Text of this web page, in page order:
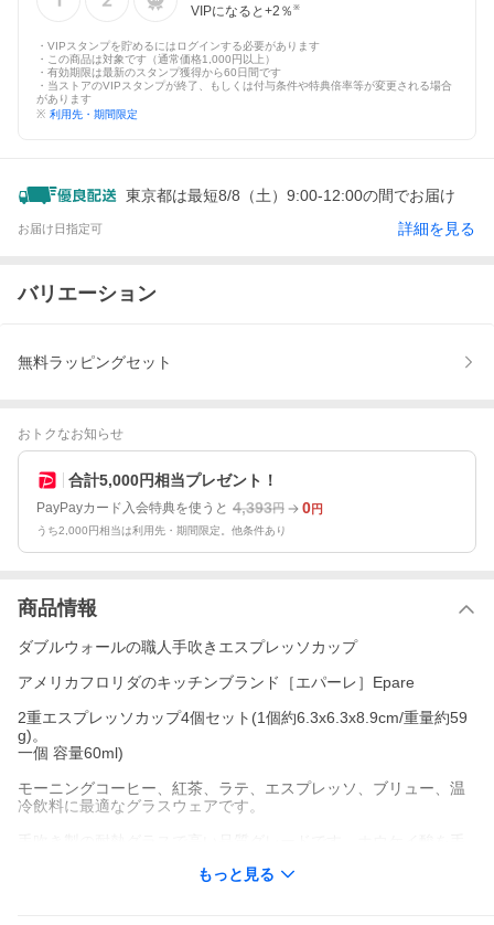
VIPになると+2 ％ ※
・VIPスタンプを貯めるにはログインする必要があります
・この商品は対象です（通常価格1,000円以上）
・有効期限は最新のスタンプ獲得から60日間です
・当ストアのVIPスタンプが終了、もしくは付与条件や特典倍率等が変更される場合
があります
※ 利用先・期間限定
東京都は最短8/8（土）9:00-12:00の間でお届け
お届け日指定可 詳細を見る
バリエーション
無料ラッピングセット
おトクなお知らせ
合計5,000円相当プレゼント！
PayPayカード入会特典を使うと 4,393円 0円
うち2,000円相当は利用先・期間限定。他条件あり
商品情報
ダブルウォールの職人手吹きエスプレッソカップ
アメリカフロリダのキッチンブランド［エパーレ］Epare
2重エスプレッソカップ4個セット(1個約6.3x6.3x8.9cm/重量約59
g)。
一個 容量60ml)
モーニングコーヒー、紅茶、ラテ、エスプレッソ、ブリュー、温
冷飲料に最適なグラスウェアです。
もっと見る